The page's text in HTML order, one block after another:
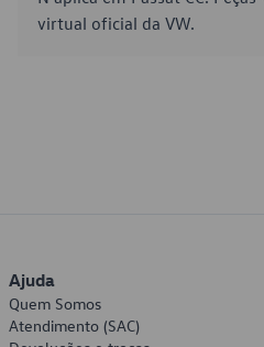
virtual oficial da VW.
Ajuda
Quem Somos
Atendimento (SAC)